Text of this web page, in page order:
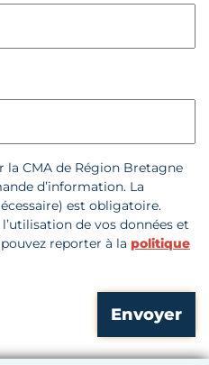
la CMA de Région Bretagne
d’information. La
est obligatoire.
de vos données et
reporter à la politique